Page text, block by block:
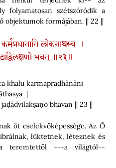
folyamatosan szétszóródik a
objektumok formájában. || 22 ||
लोकनाथस्य ।
भवन् ॥२३॥
khalu karmapradhānāni
|
bhavan || 23 ||
öt cselekvőképessége. Az Ő
lüktetnek, léteznek és
teremtettől ---a világtól--